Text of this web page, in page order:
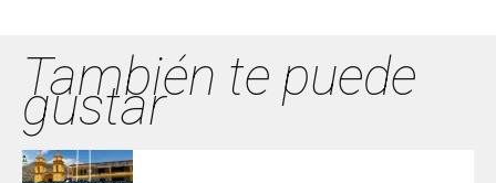
También te puede
gustar